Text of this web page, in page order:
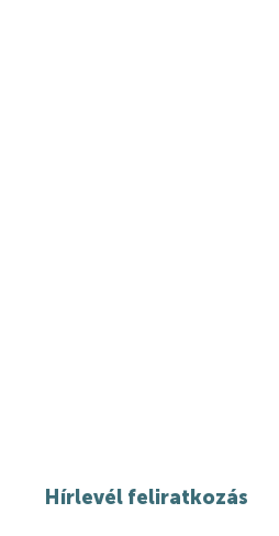
Hírlevél feliratkozás